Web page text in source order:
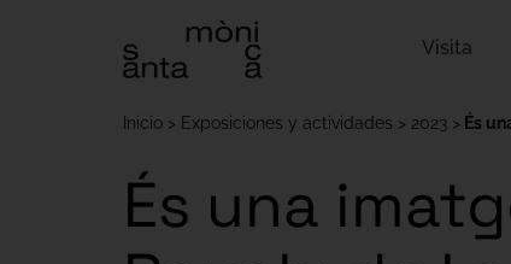
Visita
Inicio Exposiciones y actividades 2023 És
És una